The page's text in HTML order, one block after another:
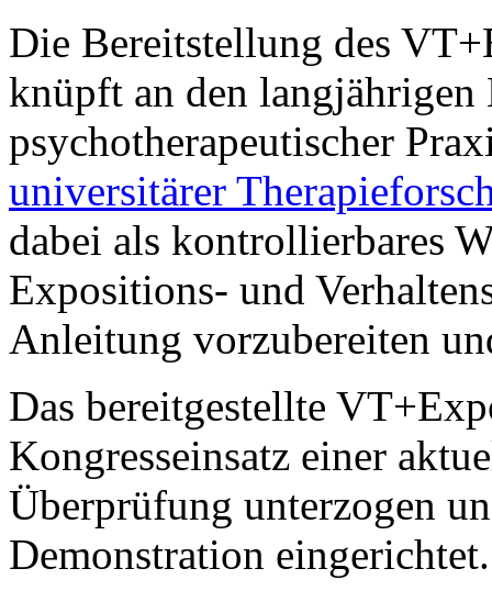
Die Bereitstellung des
knüpft an den
psychotherapeutischer
universitärer
dabei als kontrollierbares
Expositions- und
Anleitung vorzubereiten
Das bereitgestellte
Kongresseinsatz einer
Überprüfung unterzogen
Demonstration eingerichtet.